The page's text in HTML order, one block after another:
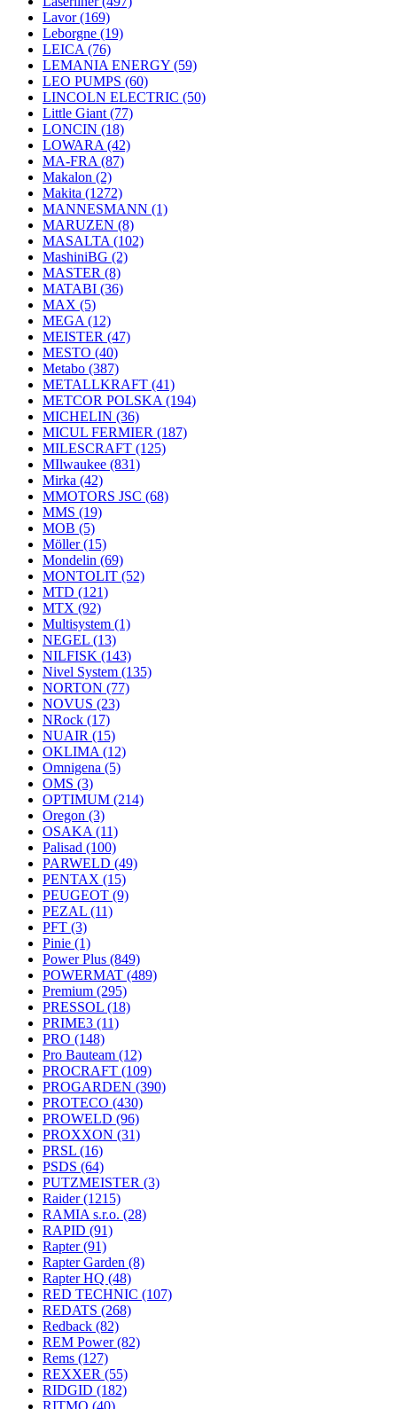
Lavor(169)
Leborgne (19)
LEICA (76)
LEMANIA ENERGY (59)
LEO PUMPS (60)
LINCOLN ELECTRIC (50)
Little Giant (77)
LONCIN (18)
LOWARA (42)
MA-FRA (87)
Makalon (2)
Makita (1272)
MANNESMANN (1)
MARUZEN (8)
MASALTA (102)
MashiniBG (2)
MASTER (8)
MATABI (36)
MAX (5)
MEGA (12)
MEISTER (47)
MESTO (40)
Metabo (387)
METALLKRAFT (41)
METCOR POLSKA (194)
MICHELIN (36)
MICUL FERMIER (187)
MILESCRAFT (125)
MIlwaukee (831)
Mirka (42)
MMOTORS JSC (68)
MMS (19)
MOB (5)
Möller(15)
Mondelin (69)
MONTOLIT (52)
MTD (121)
MTX (92)
Multisystem (1)
NEGEL (13)
NILFISK (143)
Nivel System (135)
NORTON (77)
NOVUS (23)
NRock (17)
NUAIR (15)
OKLIMA (12)
Omnigena (5)
OMS (3)
OPTIMUM (214)
Oregon (3)
OSAKA (11)
Palisad (100)
PARWELD (49)
PENTAX (15)
PEUGEOT (9)
PEZAL (11)
PFT (3)
Pinie (1)
Power Plus (849)
POWERMAT (489)
Premium (295)
PRESSOL (18)
PRIME3 (11)
PRO (148)
Pro Bauteam (12)
PROCRAFT (109)
PROGARDEN (390)
PROTECO (430)
PROWELD (96)
PROXXON (31)
PRSL (16)
PSDS (64)
PUTZMEISTER (3)
Raider(1215)
RAMIA s.r.o. (28)
RAPID (91)
Rapter(91)
Rapter Garden (8)
Rapter HQ (48)
RED TECHNIC (107)
REDATS (268)
Redback (82)
REM Power(82)
Rems (127)
REXXER (55)
RIDGID (182)
RITMO (40)